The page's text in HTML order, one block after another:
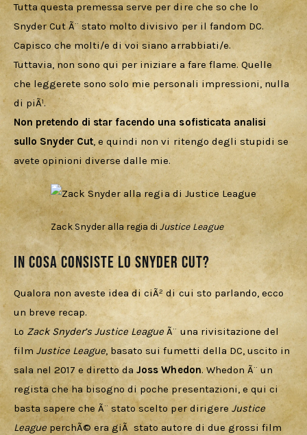
Tutta questa premessa serve per dire che so che lo
Snyder Cut Ã¨ stato molto divisivo per il fandom DC.
Capisco che molti/e di voi siano arrabbiati/e.
Tuttavia, non sono qui per iniziare a fare flame. Quelle
che leggerete sono solo mie personali impressioni, nulla
di piÃ¹.
Non pretendo di star facendo una sofisticata analisi
sullo Snyder Cut, e quindi non vi ritengo degli stupidi se
avete opinioni diverse dalle mie.
Zack Snyder alla regia diJustice League
In cosa consiste lo Snyder Cut?
Qualora non aveste idea di ciÃ² di cui sto parlando, ecco
un breve recap.
Lo Zack Snyder’s Justice League Ã¨ una rivisitazione del
film Justice League, basato sui fumetti della DC, uscito in
sala nel 2017 e diretto da Joss Whedon. Whedon Ã¨ un
regista che ha bisogno di poche presentazioni, e qui ci
basta sapere che Ã¨ stato scelto per dirigere Justice
League perchÃ© era giÃ  stato autore di due grossi film